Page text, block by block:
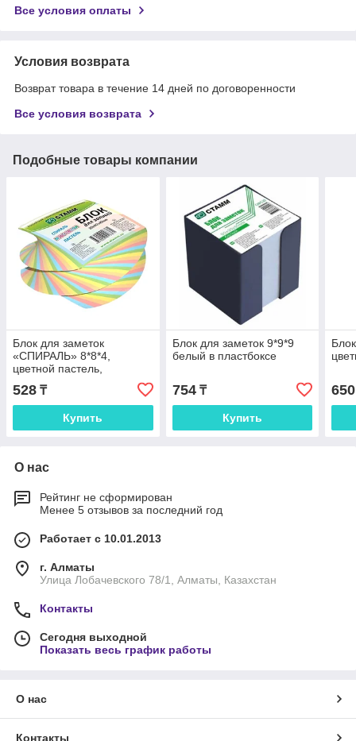
Все условия оплаты
Условия возврата
Возврат товара в течение 14 дней по договоренности
Все условия возврата
Подобные товары компании
Блок для заметок
«СПИРАЛЬ» 8*8*4,
цветной пастель,
проклеенный
528 ₸
Купить
Блок для заметок 9*9*9
белый в пластбоксе
754₸
Купить
650
О нас
Рейтинг не сформирован
Менее 5 отзывов за последний год
Работает с 10.01.2013
г. Алматы
Улица Лобачевского 78/1, Алматы, Казахстан
Контакты
Сегодня выходной
Показать весь график работы
О нас
Контакты